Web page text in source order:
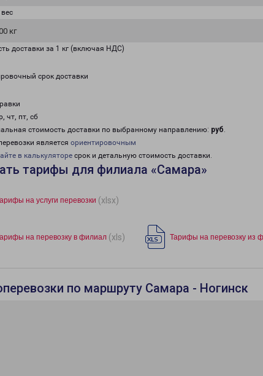
кг
доставки за 1 кг (включая НДС)
срок доставки
чт, пт, сб
стоимость доставки по выбранному направлению: руб.
является ориентировочным
в калькуляторе срок и детальную стоимость доставки.
тарифы для филиала «Самара»
на услуги перевозки (xlsx)
на перевозку в филиал (xls) Тарифы на перевозку из
по маршруту Самара - Ногинск